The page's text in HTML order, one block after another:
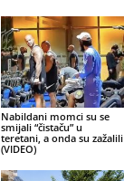
Nabildani momci su se
smijali “čistaču” u
teretani, a onda su zažalili
(VIDEO)